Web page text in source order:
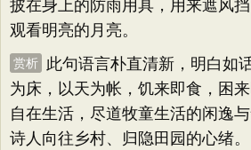
披在身上的防雨用具，用来遮风
观看明亮的月亮。
赏析
此句语言朴直清新，明白如
为床，以天为帐，饥来即食，困
自在生活，尽道牧童生活的闲逸
诗人向往乡村、归隐田园的心绪。